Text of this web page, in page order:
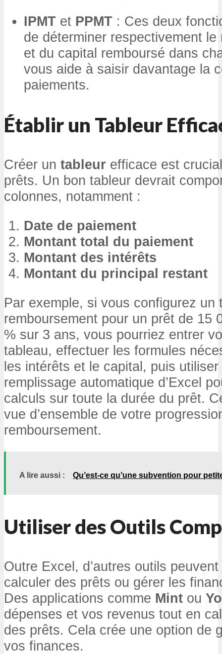
IPMT et PPMT : Ces deux
de déterminer respectivement
et du capital remboursé dans
vous aide à saisir davantage la
paiements.
Établir un Tableur
Créer un tableur efficace est
prêts. Un bon tableur devrait
colonnes, notamment :
Date de paiement
Montant total du paiement
Montant des intérêts
Montant du principal restant
Par exemple, si vous configurez un
remboursement pour un prêt de 15
% sur 3 ans, vous pourriez entrer
tableau, effectuer les formules
les intérêts et le capital, puis
remplissage automatique d’Excel
calculs sur toute la durée du prêt.
vue d’ensemble de votre
remboursement.
A lire aussi : Quʼest-ce quʼune subvention pour
Utiliser des Outils
Outre Excel, d’autres outils
calculer des prêts ou gérer les
Des applications comme Mint ou
dépenses et vos revenus tout en
des prêts. Cela crée une option de
vos finances.